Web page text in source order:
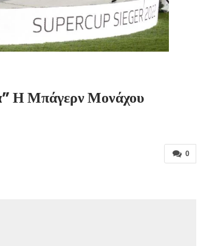
Η Μπάγερν Μονάχου
0